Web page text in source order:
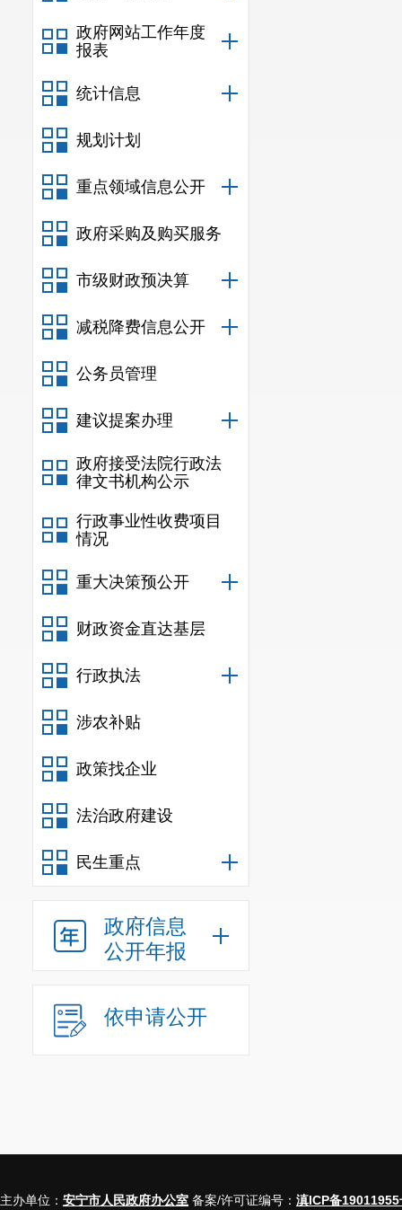
政府网站工作年度
报表
统计信息
规划计划
重点领域信息公开
政府采购及购买服务
市级财政预决算
减税降费信息公开
公务员管理
建议提案办理
政府接受法院行政法
律文书机构公示
行政事业性收费项目
情况
重大决策预公开
财政资金直达基层
行政执法
涉农补贴
政策找企业
法治政府建设
民生重点
政府信息
公开年报
依申请公开
主办单位： 安宁市人民政府办公室 备案/许可证编号： 滇ICP备